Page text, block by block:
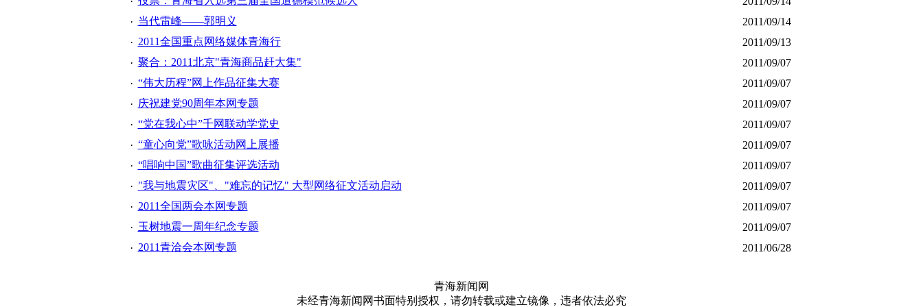
· 当代雷峰——郭明义
2011/09/14
· 2011全国重点网络媒体青海行
2011/09/13
· 聚合：2011北京"青海商品赶大集"
2011/09/07
· “伟大历程”网上作品征集大赛
2011/09/07
· 庆祝建党90周年本网专题
2011/09/07
· “党在我心中”千网联动学党史
2011/09/07
· “童心向党”歌咏活动网上展播
2011/09/07
· “唱响中国”歌曲征集评选活动
2011/09/07
· "我与地震灾区"、"难忘的记忆" 大型网络征文活动启动
2011/09/07
· 2011全国两会本网专题
2011/09/07
· 玉树地震一周年纪念专题
2011/09/07
· 2011青洽会本网专题 2011/06/28
青海新闻网
未经青海新闻网书面特别授权，请勿转载或建立镜像，违者依法必究